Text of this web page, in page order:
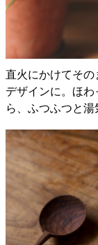
直火にかけてその
デザインに。ほ
ら、ふつふつと湯